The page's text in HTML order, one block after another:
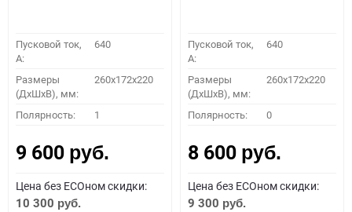
Пусковой ток,
A:
640
Размеры
(ДхШхВ), мм:
260x172x220
Полярность: 1
9 600 руб.
Цена без ECOном скидки:
10 300 руб.
Пусковой ток,
A:
640
Размеры
(ДхШхВ), мм:
260x172x220
Полярность: 0
8 600 руб.
Цена без ECOном скидки:
9 300 руб.